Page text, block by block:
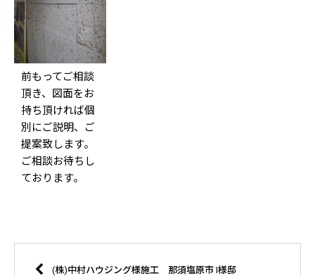
前もってご相談
頂き、図面をお
持ち頂ければ個
別にご説明、ご
提案致します。
ご相談お待ちし
ております。
(株)中村ハウジング様施工 那須塩原市 I様邸